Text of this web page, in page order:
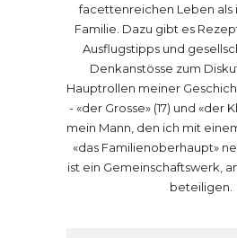
facettenreichen Leben als
Familie. Dazu gibt es
Ausflugstipps und
Denkanstösse zum
Hauptrollen meiner
- «der Grosse» (17) und «der
mein Mann, den ich mit
«das Familienoberhaupt»
ist ein Gemeinschaftswerk,
beteiligen.